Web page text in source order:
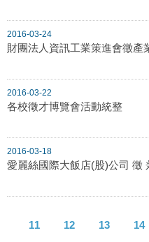
2016-03-24
財團法人資訊工業策進會徵產
2016-03-22
各校徵才博覽會活動統整
2016-03-18
愛麗絲國際大飯店(股)公司 徵
11 12 13 14